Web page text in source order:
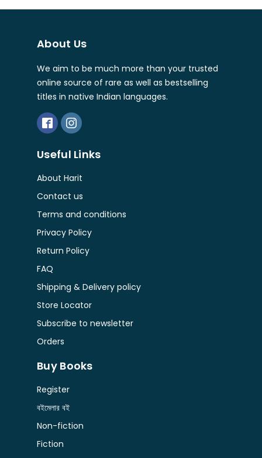
About Us
We aim to be much more than your trusted
online source of rare as well as bestselling
titles in native Indian languages.
Useful Links
About Harit
Contact us
Terms and conditions
Privacy Policy
Return Policy
FAQ
Shipping & Delivery policy
Store Locator
Subscribe to newsletter
Orders
Buy Books
Register
বইমেলার বই
Non-fiction
Fiction